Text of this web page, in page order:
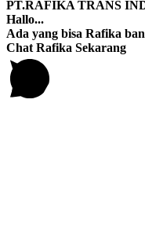
PT.RAFIKA TRANS
Hallo...
Ada yang bisa Rafika
Chat Rafika Sekarang